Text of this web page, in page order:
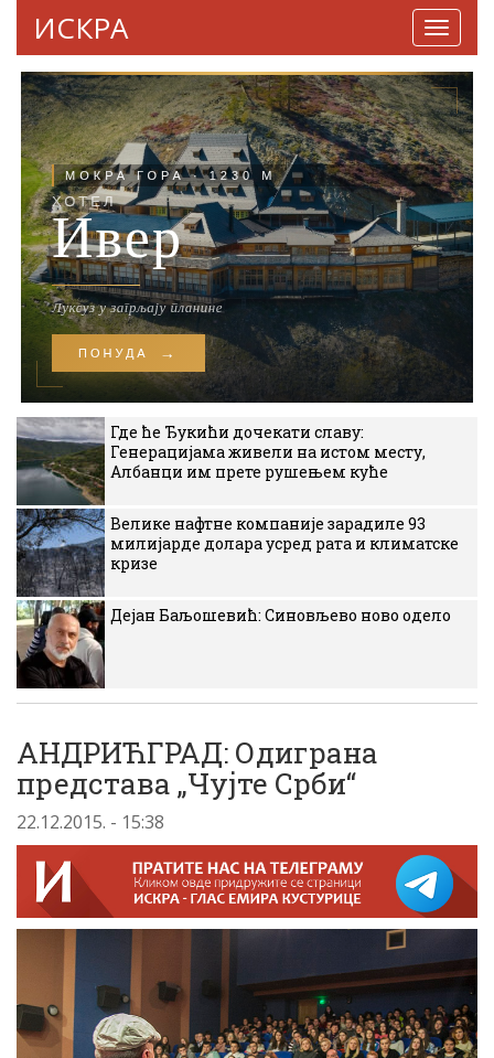
ИСКРА
Где ће Ђукићи дочекати славу:
Генерацијама живели на истом месту,
Албанци им прете рушењем куће
Велике нафтне компаније зарадиле 93
милијарде долара усред рата и климатске
кризе
Дејан Баљошевић: Синовљево ново одело
АНДРИЋГРАД: Одиграна
представа „Чујте Срби“
22.12.2015. - 15:38